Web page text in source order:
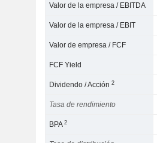
Valor de la empresa / EBITDA
Valor de la empresa / EBIT
Valor de empresa / FCF
FCF Yield
Dividendo / Acción2
Tasa de rendimiento
BPA2